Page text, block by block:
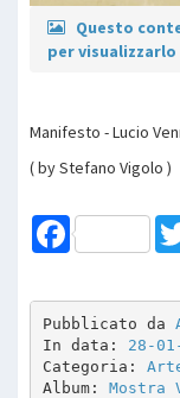
Questo
per visualizzarlo
Manifesto - Lucio
( by Stefano Vigolo )
Facebook
Pubblicato da
In data: 28-
Categoria:
Album: Mostra